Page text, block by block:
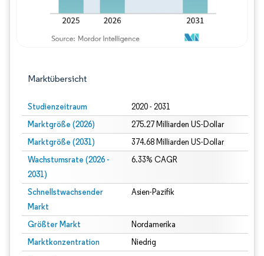
Marktübersicht
Studienzeitraum 2020 - 2031
Marktgröße (2026) 275.27 Milliarden US-Dollar
Marktgröße (2031) 374.68 Milliarden US-Dollar
Wachstumsrate (2026 -
2031)
6.33% CAGR
Schnellstwachsender
Markt
Asien-Pazifik
Größter Markt Nordamerika
Marktkonzentration Niedrig